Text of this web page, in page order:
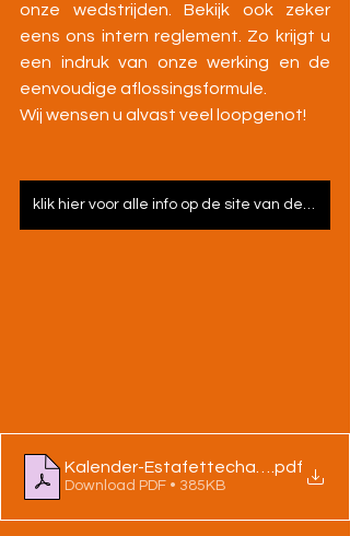
onze wedstrijden. Bekijk ook zeker
eens ons intern reglement. Zo krijgt u
een indruk van onze werking en de
eenvoudige aflossingsformule.
Wij wensen u alvast veel loopgenot!
klik hier voor alle info op de site van de organisator
Kalender-Estafettechallenge 2025
.pdf
Download PDF • 385KB